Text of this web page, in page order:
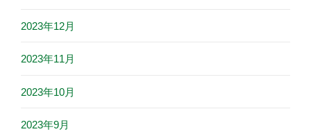
2023年12月
2023年11月
2023年10月
2023年9月